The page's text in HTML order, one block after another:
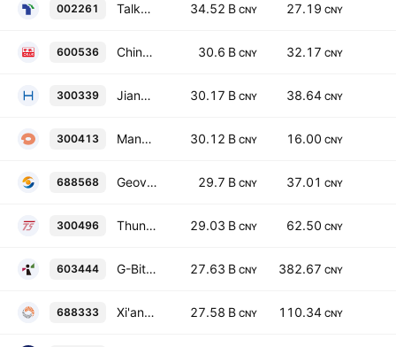
002261 Talkweb Information System Co. Ltd. Class A 34.52 B CNY 27.19 CNY
600536 China National Software & Service Company Limited Class A 30.6 B CNY 32.17 CNY
300339 Jiangsu Hoperun Software Co., Ltd. Class A 30.17 B CNY 38.64 CNY
300413 Mango Excellent Media Co., Ltd. Class A 30.12 B CNY 16.00 CNY
688568 Geovis Technology Co., Ltd. Class A 29.7 B CNY 37.01 CNY
300496 Thunder Software Technology Co., Ltd. Class A 29.03 B CNY 62.50 CNY
603444 G-Bits Network Technology (Xiamen) Co., Ltd. Class A 27.63 B CNY 382.67 CNY
688333 Xi'an Bright Laser Technologies Co. Ltd. Class A 27.58 B CNY 110.34 CNY